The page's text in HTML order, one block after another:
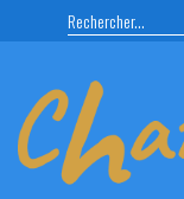
Panneau de gestion des cookies